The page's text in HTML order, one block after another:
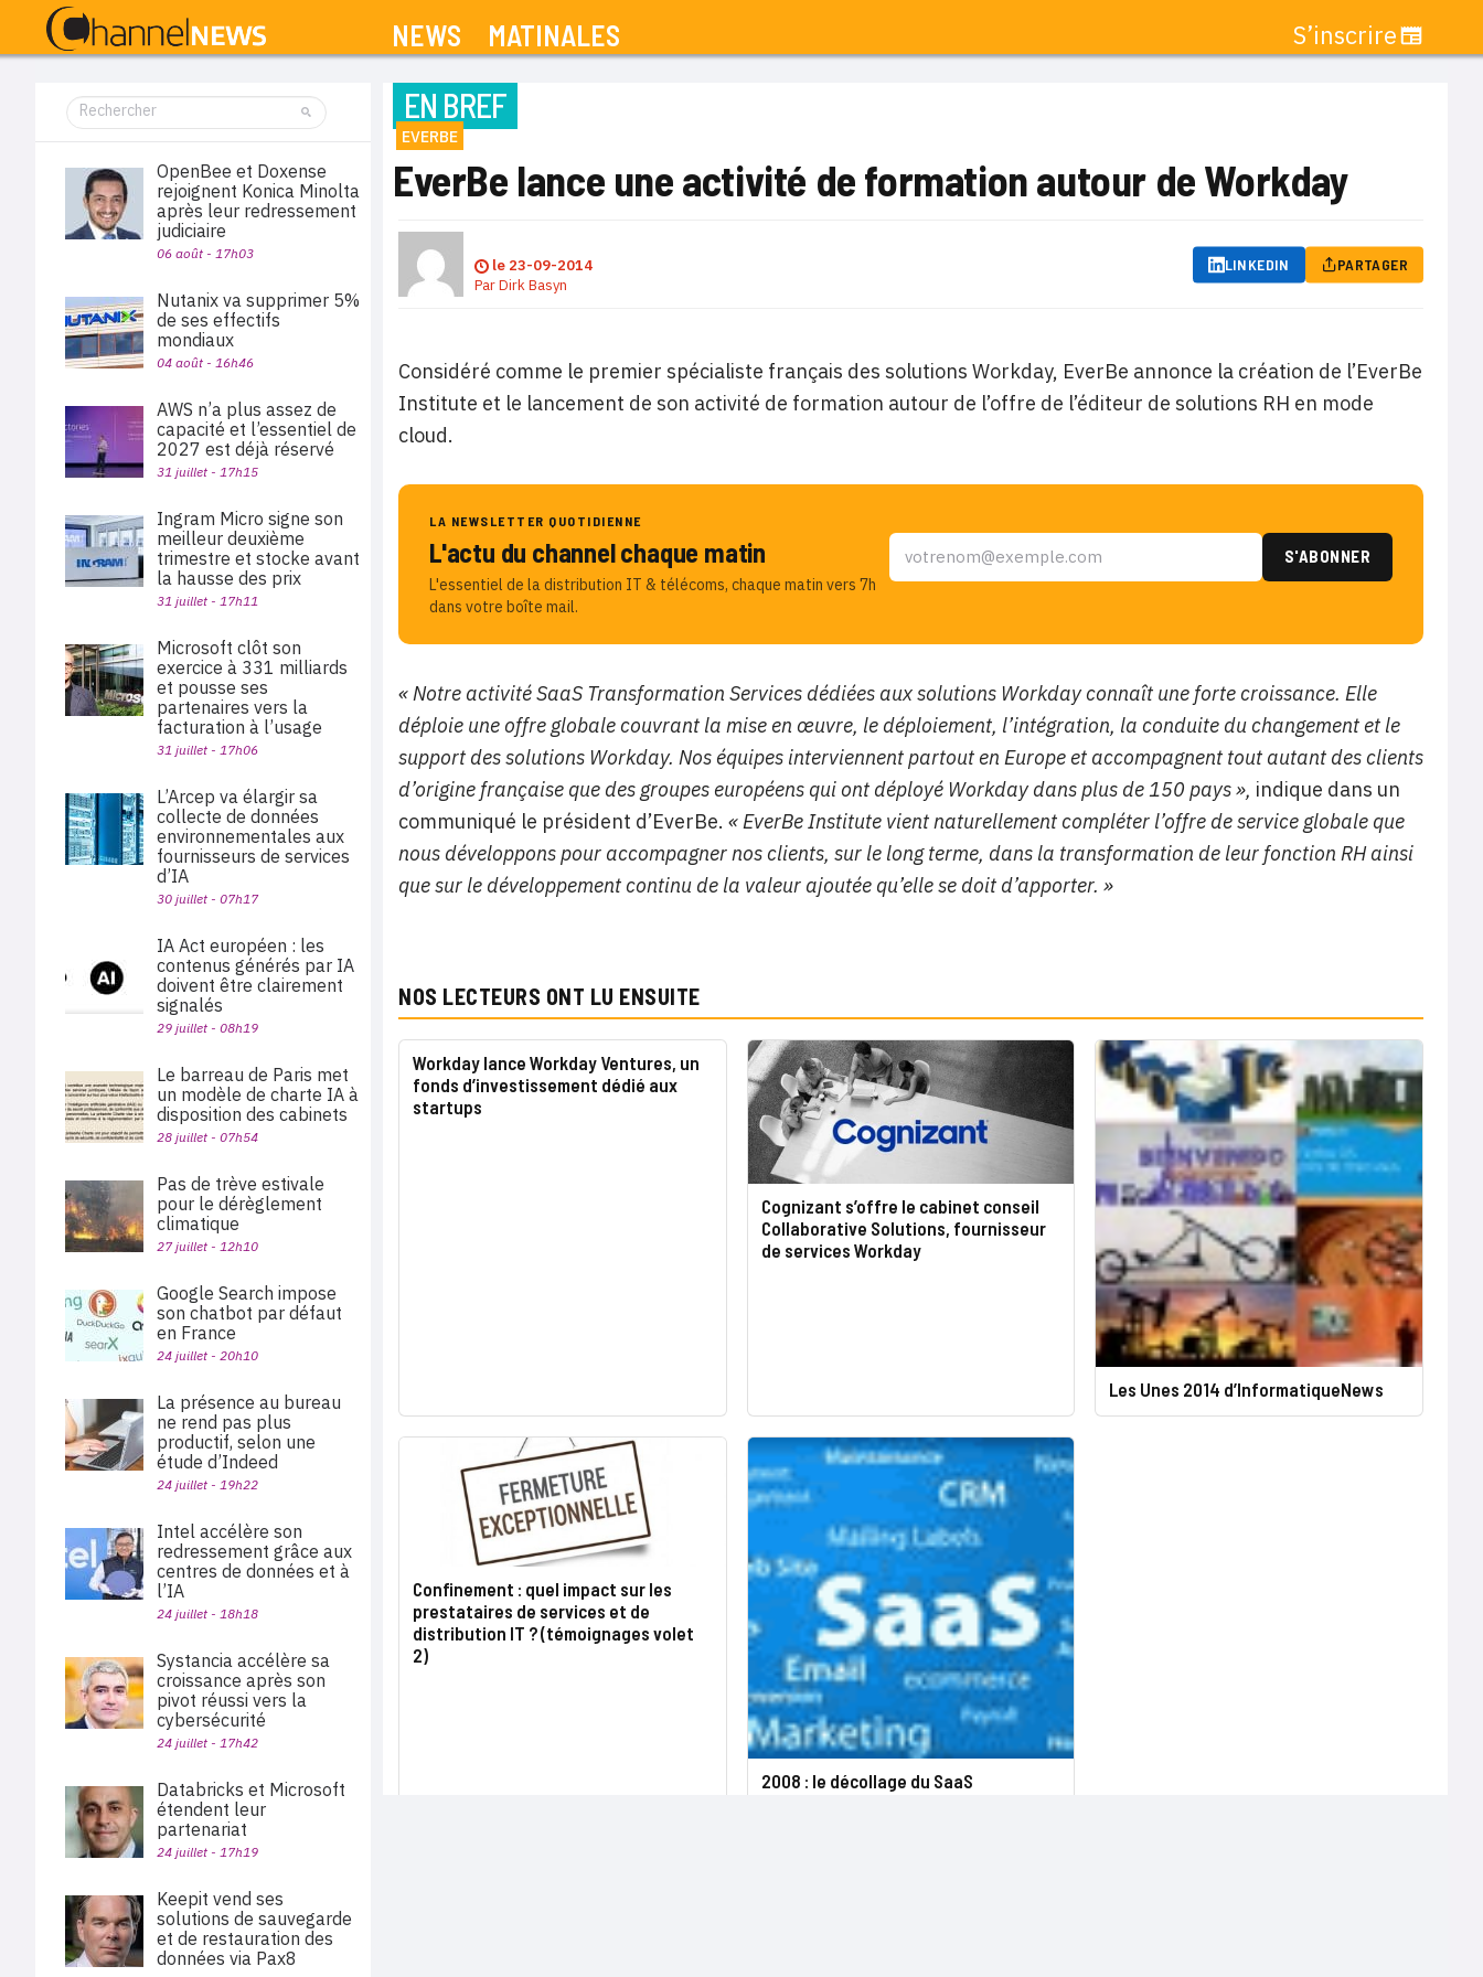
NEWS MATINALES S’inscrire
EN BREF
EVERBE
EverBe lance une activité de formation autour de Workday
le 23-09-2014
ParDirk Basyn
LINKEDIN PARTAGER
Considéré comme le premier spécialiste français des solutions Workday, EverBe annonce la création de l’EverBe
Institute et le lancement de son activité de formation autour de l’offre de l’éditeur de solutions RH en mode
cloud.
LA NEWSLETTER QUOTIDIENNE
L'actu du channel chaque matin
L'essentiel de la distribution IT & télécoms, chaque matin vers 7h
dans votre boîte mail.
« Notre activité SaaS Transformation Services dédiées aux solutions Workday connaît une forte croissance. Elle
déploie une offre globale couvrant la mise en œuvre, le déploiement, l’intégration, la conduite du changement et le
support des solutions Workday. Nos équipes interviennent partout en Europe et accompagnent tout autant des clients
d’origine française que des groupes européens qui ont déployé Workday dans plus de 150 pays », indique dans un
communiqué le président d’EverBe. « EverBe Institute vient naturellement compléter l’offre de service globale que
nous développons pour accompagner nos clients, sur le long terme, dans la transformation de leur fonction RH ainsi
que sur le développement continu de la valeur ajoutée qu’elle se doit d’apporter. »
NOS LECTEURS ONT LU ENSUITE
Workday lance Workday Ventures, un
fonds d’investissement dédié aux
startups
Cognizant s’offre le cabinet conseil
Collaborative Solutions, fournisseur
de services Workday
Les Unes 2014 d’InformatiqueNews
Confinement : quel impact sur les
prestataires de services et de
distribution IT ? (témoignages volet
2)
2008 : le décollage du SaaS
OpenBee et Doxense
rejoignent Konica Minolta
après leur redressement
judiciaire
06 août - 17h03
Nutanix va supprimer 5%
de ses effectifs
mondiaux
04 août - 16h46
AWS n’a plus assez de
capacité et l’essentiel de
2027 est déjà réservé
31 juillet - 17h15
Ingram Micro signe son
meilleur deuxième
trimestre et stocke avant
la hausse des prix
31 juillet - 17h11
Microsoft clôt son
exercice à 331 milliards
et pousse ses
partenaires vers la
facturation à l’usage
31 juillet - 17h06
L’Arcep va élargir sa
collecte de données
environnementales aux
fournisseurs de services
d’IA
30 juillet - 07h17
IA Act européen : les
contenus générés par IA
doivent être clairement
signalés
29 juillet - 08h19
Le barreau de Paris met
un modèle de charte IA à
disposition des cabinets
28 juillet - 07h54
Pas de trève estivale
pour le dérèglement
climatique
27 juillet - 12h10
Google Search impose
son chatbot par défaut
en France
24 juillet - 20h10
La présence au bureau
ne rend pas plus
productif, selon une
étude d’Indeed
24 juillet - 19h22
Intel accélère son
redressement grâce aux
centres de données et à
l’IA
24 juillet - 18h18
Systancia accélère sa
croissance après son
pivot réussi vers la
cybersécurité
24 juillet - 17h42
Databricks et Microsoft
étendent leur
partenariat
24 juillet - 17h19
Keepit vend ses
solutions de sauvegarde
et de restauration des
données via Pax8